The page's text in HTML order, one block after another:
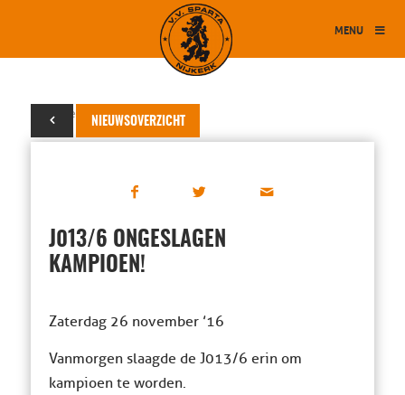
MENU
NIEUWSOVERZICHT
26 november 2016
J013/6 ONGESLAGEN
KAMPIOEN!
Zaterdag 26 november ’16
Vanmorgen slaagde de J013/6 erin om
kampioen te worden.